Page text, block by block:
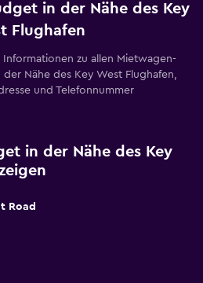
in der Nähe des Key
Flughafen
zu allen Mietwagen-
Nähe des Key West Flughafen,
und Telefonnummer
in der Nähe des Key
Road